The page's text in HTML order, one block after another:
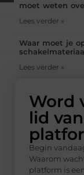
moet weten
Lees verder »
Waar moet je
Lees verder »
Word
lid
Begin
Waarom
platform is